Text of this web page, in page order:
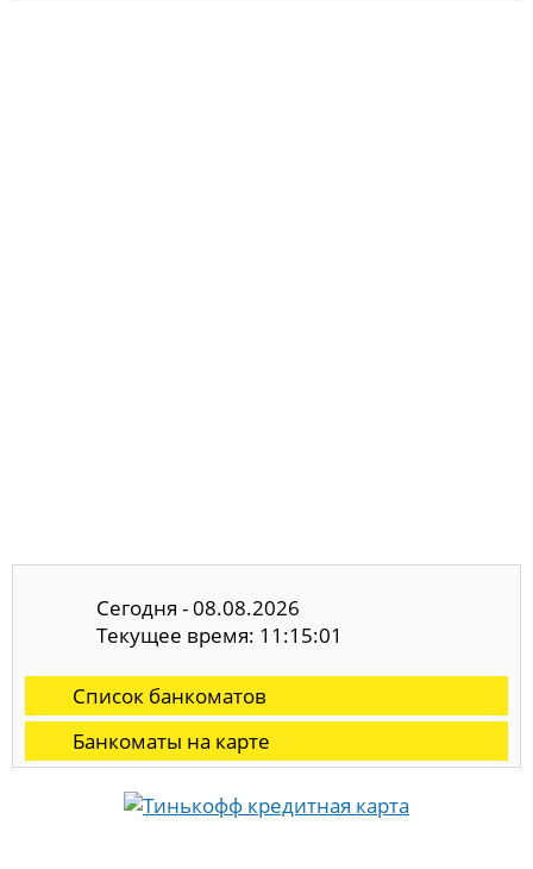
Сегодня - 08.08.2026
Текущее время: 11:15:02
Список банкоматов
Банкоматы на карте